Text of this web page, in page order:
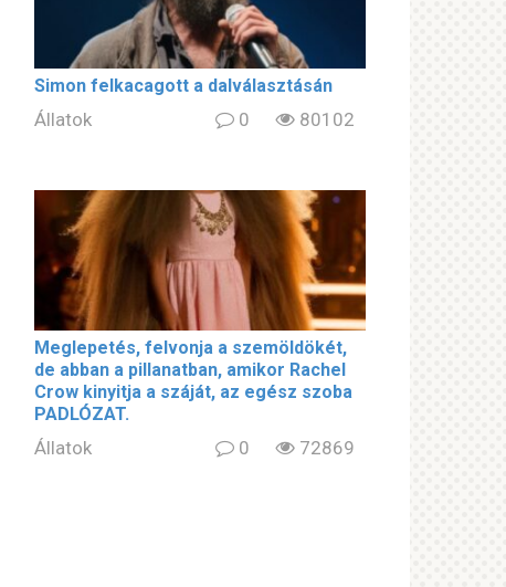
Simon felkacagott a dalválasztásán
Állatok 0 80102
Meglepetés, felvonja a szemöldökét,
de abban a pillanatban, amikor Rachel
Crow kinyitja a száját, az egész szoba
PADLÓZAT.
Állatok 0 72869